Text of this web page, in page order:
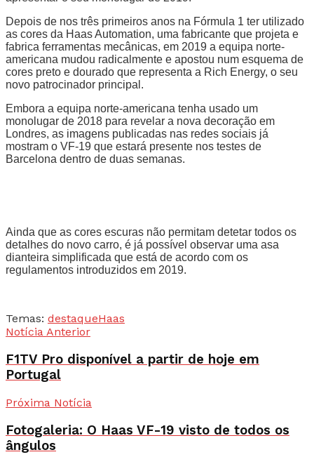
Depois de nos três primeiros anos na Fórmula 1 ter utilizado
as cores da Haas Automation, uma fabricante que projeta e
fabrica ferramentas mecânicas, em 2019 a equipa norte-
americana mudou radicalmente e apostou num esquema de
cores preto e dourado que representa a Rich Energy, o seu
novo patrocinador principal.
Embora a equipa norte-americana tenha usado um
monolugar de 2018 para revelar a nova decoração em
Londres, as imagens publicadas nas redes sociais já
mostram o VF-19 que estará presente nos testes de
Barcelona dentro de duas semanas.
Ainda que as cores escuras não permitam detetar todos os
detalhes do novo carro, é já possível observar uma asa
dianteira simplificada que está de acordo com os
regulamentos introduzidos em 2019.
Temas: destaqueHaas
Notícia Anterior
F1TV Pro disponível a partir de hoje em
Portugal
Próxima Notícia
Fotogaleria: O Haas VF-19 visto de todos os
ângulos